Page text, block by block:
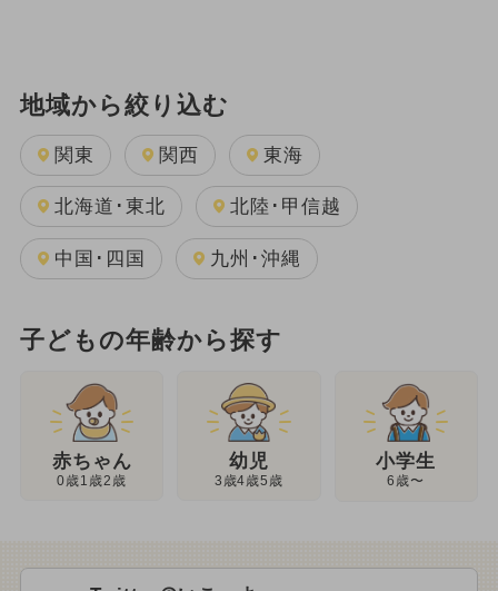
地域から絞り込む
関東 関西 東海
北海道･東北 北陸･甲信越
中国･四国 九州･沖縄
子どもの年齢から探す
赤ちゃん
0歳1歳2歳
幼児
3歳4歳5歳
小学生
6歳〜